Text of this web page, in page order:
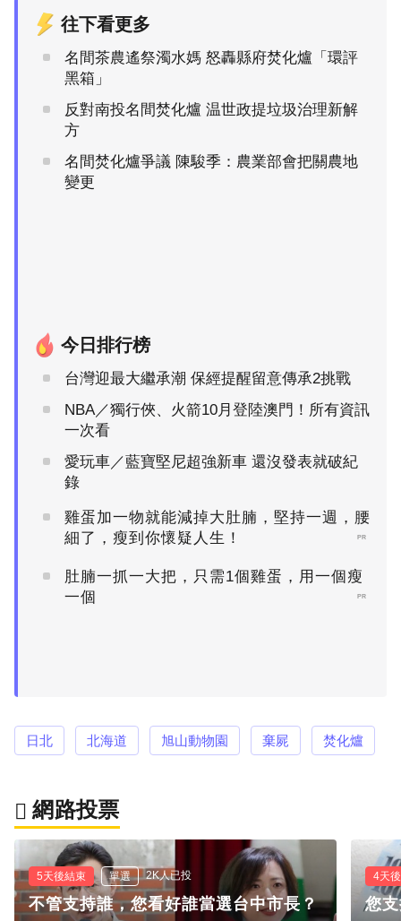
往下看更多
名間茶農遙祭濁水媽 怒轟縣府焚化爐「環評
黑箱」
反對南投名間焚化爐 温世政提垃圾治理新解
方
名間焚化爐爭議 陳駿季：農業部會把關農地
變更
今日排行榜
台灣迎最大繼承潮 保經提醒留意傳承2挑戰
NBA／獨行俠、火箭10月登陸澳門！所有資訊
一次看
愛玩車／藍寶堅尼超強新車 還沒發表就破紀
錄
雞蛋加一物就能減掉大肚腩，堅持一週，腰
細了，瘦到你懷疑人生！
PR
肚腩一抓一大把，只需1個雞蛋，用一個瘦
一個
PR
日北 北海道 旭山動物園 棄屍 焚化爐
網路投票
5天後結束 單選 2K人已投
不管支持誰，您看好誰當選台中市長？
4天
您